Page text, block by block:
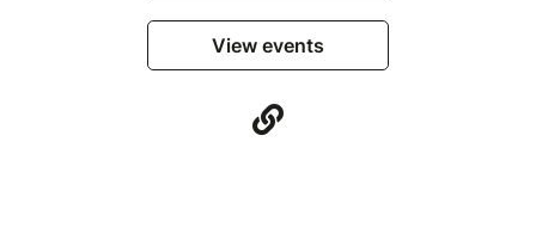
View events